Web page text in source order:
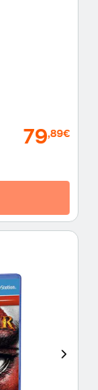
79,89€